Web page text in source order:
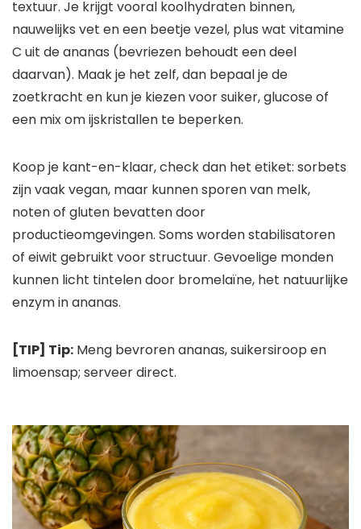
textuur. Je krijgt vooral koolhydraten binnen,
nauwelijks vet en een beetje vezel, plus wat vitamine
C uit de ananas (bevriezen behoudt een deel
daarvan). Maak je het zelf, dan bepaal je de
zoetkracht en kun je kiezen voor suiker, glucose of
een mix om ijskristallen te beperken.
Koop je kant-en-klaar, check dan het etiket: sorbets
zijn vaak vegan, maar kunnen sporen van melk,
noten of gluten bevatten door
productieomgevingen. Soms worden stabilisatoren
of eiwit gebruikt voor structuur. Gevoelige monden
kunnen licht tintelen door bromelaïne, het natuurlijke
enzym in ananas.
[TIP] Tip: Meng bevroren ananas, suikersiroop en
limoensap; serveer direct.